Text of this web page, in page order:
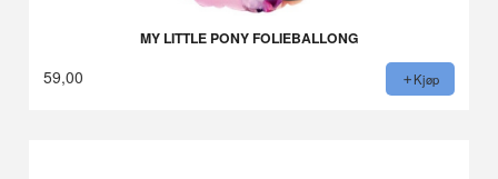
MY LITTLE PONY FOLIEBALLONG
59,00 Kjøp